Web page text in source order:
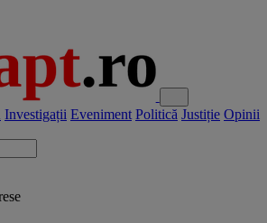
Investigații Eveniment Politică Justiție Opinii